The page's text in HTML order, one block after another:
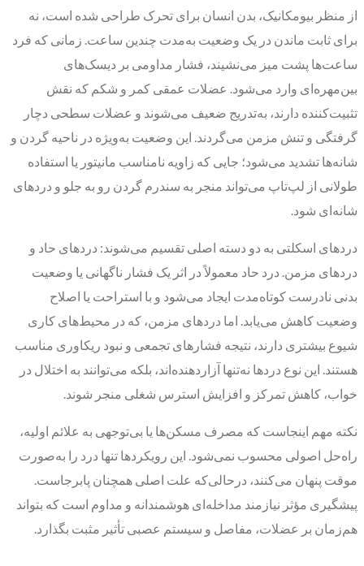
از منظر بیومکانیک، بدن انسان برای تحرک طراحی شده است، نه
برای ثابت ماندن در یک وضعیت به‌مدت چندین ساعت. زمانی که فرد
ساعت‌ها پشت میز می‌نشیند، فشار مداومی بر دیسک‌های
بین‌مهره‌ای وارد می‌شود. عضلات عمقی کمر و شکم که نقش
تثبیت‌کننده دارند، به‌تدریج ضعیف می‌شوند و عضلات سطحی دچار
گرفتگی و تنش مزمن می‌گردند. این وضعیت به‌ویژه در ناحیه گردن و
شانه‌ها تشدید می‌شود؛ جایی که زاویه نامناسب مانیتور یا استفاده
طولانی از لپ‌تاپ می‌تواند منجر به سندرم گردن رو به جلو و دردهای
شانه‌ای شود.
دردهای اسکلتی به دو دسته اصلی تقسیم می‌شوند: دردهای حاد و
دردهای مزمن. درد حاد معمولاً در اثر یک فشار ناگهانی یا وضعیت
بدنی نادرست کوتاه‌مدت ایجاد می‌شود و با استراحت یا اصلاح
وضعیت کاهش می‌یابد. اما دردهای مزمن، که در محیط‌های کاری
شیوع بیشتری دارند، نتیجه فشارهای تجمعی و نبود ریکاوری مناسب
هستند. این نوع دردها نه‌تنها آزاردهنده‌اند، بلکه می‌توانند به اختلال در
خواب، کاهش تمرکز و افزایش استرس شغلی منجر شوند.
نکته مهم اینجاست که مصرف مسکن‌ها یا بی‌توجهی به علائم اولیه،
راه‌حل اصولی محسوب نمی‌شود. این رویکردها تنها درد را به‌صورت
موقت پنهان می‌کنند، درحالی‌که علت اصلی همچنان پابرجاست.
پیشگیری مؤثر نیازمند مداخله‌ای هوشمندانه و مداوم است که بتواند
هم‌زمان بر عضلات، مفاصل و سیستم عصبی تأثیر مثبت بگذارد.